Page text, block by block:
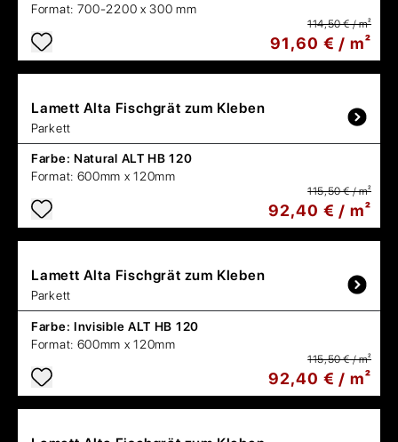
Format: 700-2200 x 300 mm
114,50 € / m²
91,60 € / m²
Lamett Alta Fischgrät zum Kleben
Parkett
Farbe: Natural ALT HB 120
Format: 600mm x 120mm
115,50 € / m²
92,40 € / m²
Lamett Alta Fischgrät zum Kleben
Parkett
Farbe: Invisible ALT HB 120
Format: 600mm x 120mm
115,50 € / m²
92,40 € / m²